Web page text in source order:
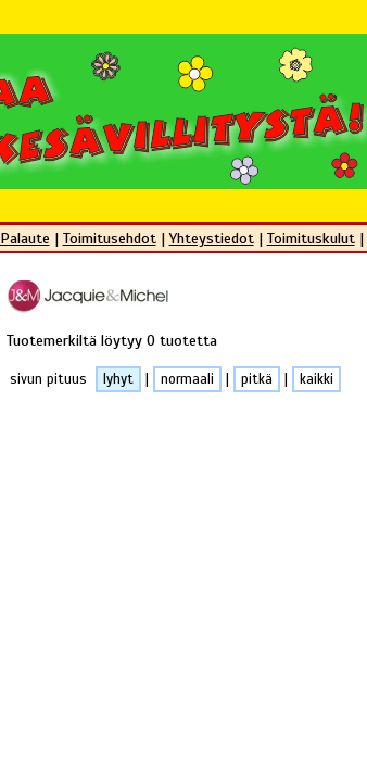
Palaute | Toimitusehdot|Yhteystiedot| Toimituskulut|
Tuotemerkiltä löytyy 0 tuotetta
sivun pituus lyhyt normaali pitkä kaikki